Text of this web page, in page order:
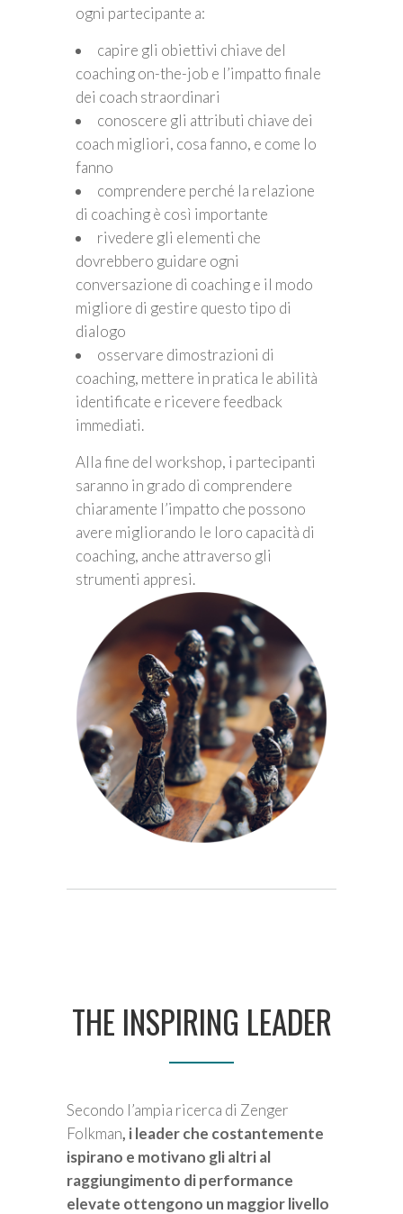
ogni partecipante a:
capire gli obiettivi chiave del
coaching on-the-job e l’impatto finale
dei coach straordinari
conoscere gli attributi chiave dei
coach migliori, cosa fanno, e come lo
fanno
comprendere perché la relazione
di coaching è così importante
rivedere gli elementi che
dovrebbero guidare ogni
conversazione di coaching e il modo
migliore di gestire questo tipo di
dialogo
osservare dimostrazioni di
coaching, mettere in pratica le abilità
identificate e ricevere feedback
immediati.
Alla fine del workshop, i partecipanti
saranno in grado di comprendere
chiaramente l’impatto che possono
avere migliorando le loro capacità di
coaching, anche attraverso gli
strumenti appresi.
THE INSPIRING LEADER
Secondo l’ampia ricerca di Zenger
Folkman, i leader che costantemente
ispirano e motivano gli altri al
raggiungimento di performance
elevate ottengono un maggior livello